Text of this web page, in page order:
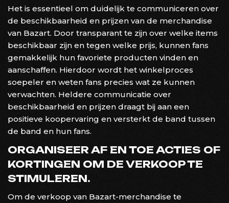
Het is essentieel om duidelijk te communiceren over
de beschikbaarheid en prijzen van de merchandise
van Bazart. Door transparant te zijn over welke items
beschikbaar zijn en tegen welke prijs, kunnen fans
gemakkelijk hun favoriete producten vinden en
aanschaffen. Hierdoor wordt het winkelproces
soepeler en weten fans precies wat ze kunnen
verwachten. Heldere communicatie over
beschikbaarheid en prijzen draagt bij aan een
positieve koopervaring en versterkt de band tussen
de band en hun fans.
ORGANISEER AF EN TOE ACTIES OF
KORTINGEN OM DE VERKOOP TE
STIMULEREN.
Om de verkoop van Bazart-merchandise te